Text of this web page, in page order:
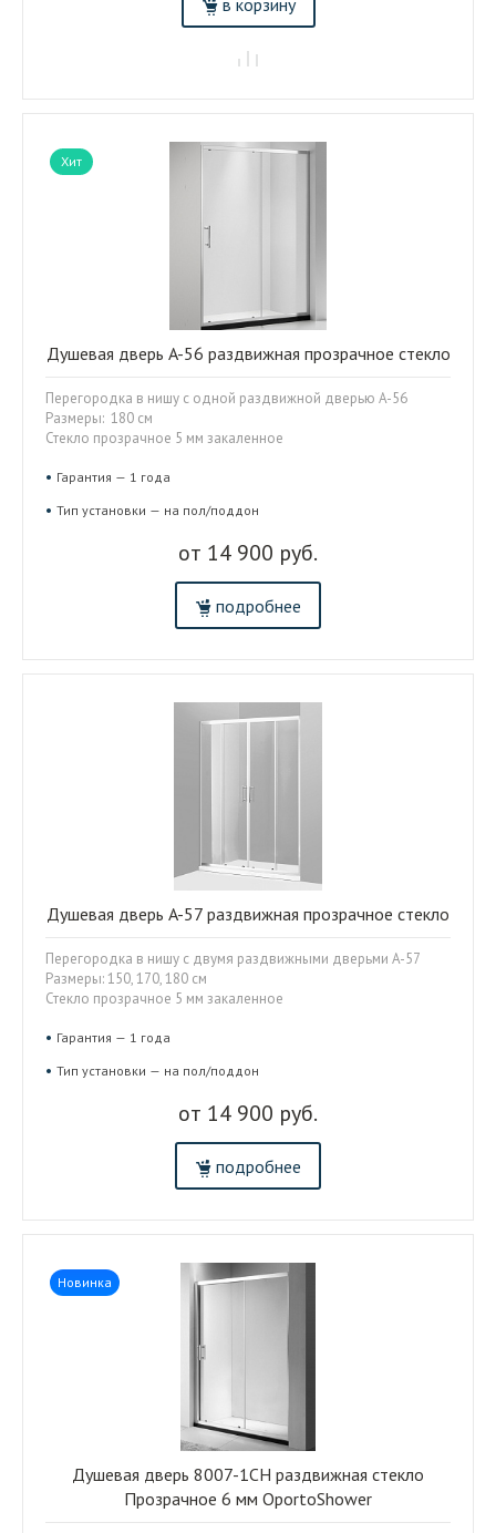
Хит
от 14 900 руб.
подробнее
Душевая дверь A-56 раздвижная прозрачное стекло
Перегородка в нишу с одной раздвижной дверью A-56
Размеры: 180 см
Стекло прозрачное 5 мм закаленное
Гарантия — 1 года
Тип установки — на пол/поддон
от 14 900 руб.
подробнее
Душевая дверь A-57 раздвижная прозрачное стекло
Перегородка в нишу с двумя раздвижными дверьми A-57
Размеры: 150, 170, 180 см
Стекло прозрачное 5 мм закаленное
Гарантия — 1 года
Тип установки — на пол/поддон
Новинка
Душевая дверь 8007-1CH раздвижная стекло
Прозрачное 6 мм OportoShower